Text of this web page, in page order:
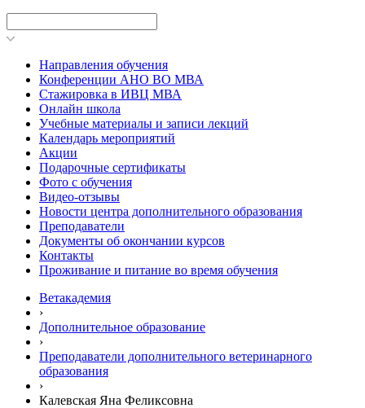
Направления обучения
Конференции АНО ВО МВА
Стажировка в ИВЦ МВА
Онлайн школа
Учебные материалы и записи лекций
Календарь мероприятий
Акции
Подарочные сертификаты
Фото с обучения
Видео-отзывы
Новости центра дополнительного образования
Преподаватели
Документы об окончании курсов
Контакты
Проживание и питание во время обучения
Ветакадемия
›
Дополнительное образование
›
Преподаватели дополнительного ветеринарного
образования
›
Калевская Яна Феликсовна